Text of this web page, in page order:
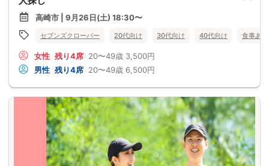
高崎市 | 9月26日(土) 18:30〜
セブンズクローバー 20代向け 30代向け 40代向け 食事あり
女性 残り4席 20〜49歳 3,500円
男性 残り4席 20〜49歳 6,500円